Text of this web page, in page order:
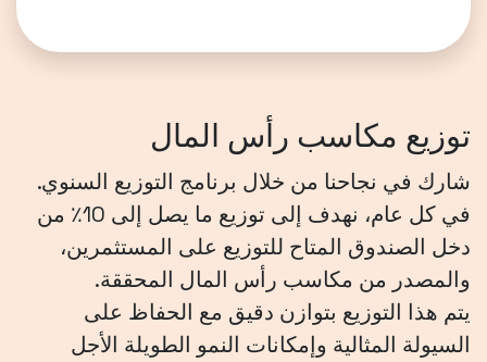
توزيع مكاسب رأس المال
شارك في نجاحنا من خلال برنامج التوزيع السنوي.
في كل عام، نهدف إلى توزيع ما يصل إلى 10٪ من
دخل الصندوق المتاح للتوزيع على المستثمرين،
والمصدر من مكاسب رأس المال المحققة.
يتم هذا التوزيع بتوازن دقيق مع الحفاظ على
السيولة المثالية وإمكانات النمو الطويلة الأجل